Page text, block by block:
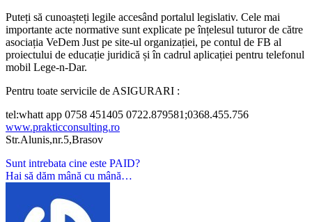
Puteți să cunoașteți legile accesând portalul legislativ. Cele mai
importante acte normative sunt explicate pe înțelesul tuturor de către
asociația VeDem Just pe site-ul organizației, pe contul de FB al
proiectului de educație juridică și în cadrul aplicației pentru telefonul
mobil Lege-n-Dar.
Pentru toate servicile de ASIGURARI :
tel:whatt app 0758 451405 0722.879581;0368.455.756
www.prakticconsulting.ro
Str.Alunis,nr.5,Brasov
Navigare
în
articole
Sunt intrebata cine este PAID?
Hai să dăm mână cu mână…